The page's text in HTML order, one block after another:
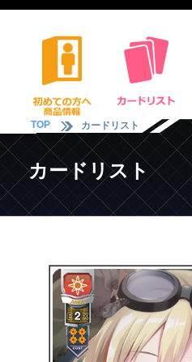
TOP カードリスト
カードリスト